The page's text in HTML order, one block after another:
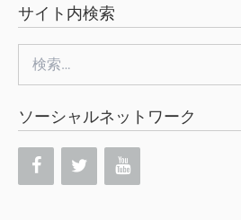
サイト内検索
索:
ソーシャルネットワーク